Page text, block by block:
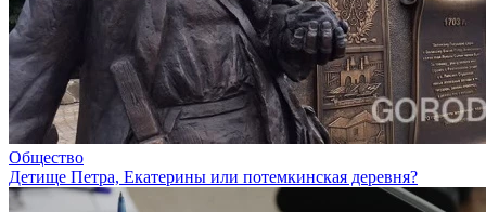
Общество
Детище Петра, Екатерины или потемкинская деревня?